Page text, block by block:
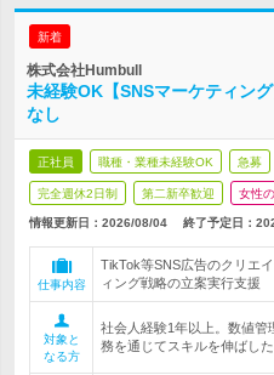
新着
株式会社Humbull
未経験OK【SNSマーケティン
なし
正社員 職種・業種未経験OK 急募
完全週休2日制 第二新卒歓迎 女性
情報更新日：2026/08/04 終了予定日：
仕事内容
TikTok等SNS広告のクリエ
ィング戦略の立案実行支援
対象と
なる方
社会人経験1年以上。数値管
務を通じてスキルを伸ばし